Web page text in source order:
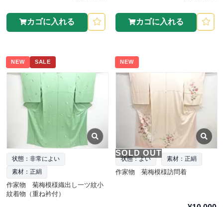
カゴに入れる カゴに入れる
NEW SALE
状態：非常によい
素材：正絹
作家物 菊梅模様織出し一ツ紋小
紋着物（重ね衿付）
NEW
SOLD OUT
状態：よい 素材：正絹
作家物 菊梅模様訪問着